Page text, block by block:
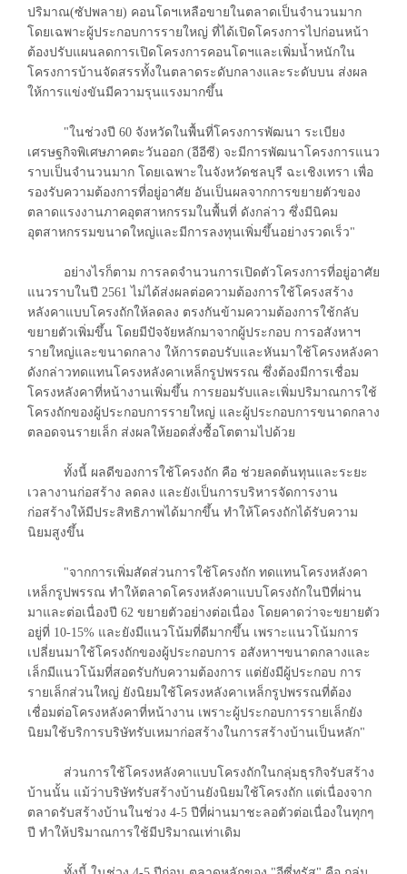
ปริมาณ(ซัปพลาย) คอนโดฯเหลือขายในตลาดเป็นจำนวนมาก
โดยเฉพาะผู้ประกอบการรายใหญ่ ที่ได้เปิดโครงการไปก่อนหน้า
ต้องปรับแผนลดการเปิดโครงการคอนโดฯและเพิ่มน้ำหนักใน
โครงการบ้านจัดสรรทั้งในตลาดระดับกลางและระดับบน ส่งผล
ให้การแข่งขันมีความรุนแรงมากขึ้น
"ในช่วงปี 60 จังหวัดในพื้นที่โครงการพัฒนา ระเบียง
เศรษฐกิจพิเศษภาคตะวันออก (อีอีซี) จะมีการพัฒนาโครงการแนว
ราบเป็นจำนวนมาก โดยเฉพาะในจังหวัดชลบุรี ฉะเชิงเทรา เพื่อ
รองรับความต้องการที่อยู่อาศัย อันเป็นผลจากการขยายตัวของ
ตลาดแรงงานภาคอุตสาหกรรมในพื้นที่ ดังกล่าว ซึ่งมีนิคม
อุตสาหกรรมขนาดใหญ่และมีการลงทุนเพิ่มขึ้นอย่างรวดเร็ว"
อย่างไรก็ตาม การลดจำนวนการเปิดตัวโครงการที่อยู่อาศัย
แนวราบในปี 2561 ไม่ได้ส่งผลต่อความต้องการใช้โครงสร้าง
หลังคาแบบโครงถักให้ลดลง ตรงกันข้ามความต้องการใช้กลับ
ขยายตัวเพิ่มขึ้น โดยมีปัจจัยหลักมาจากผู้ประกอบ การอสังหาฯ
รายใหญ่และขนาดกลาง ให้การตอบรับและหันมาใช้โครงหลังคา
ดังกล่าวทดแทนโครงหลังคาเหล็กรูปพรรณ ซึ่งต้องมีการเชื่อม
โครงหลังคาที่หน้างานเพิ่มขึ้น การยอมรับและเพิ่มปริมาณการใช้
โครงถักของผู้ประกอบการรายใหญ่ และผู้ประกอบการขนาดกลาง
ตลอดจนรายเล็ก ส่งผลให้ยอดสั่งซื้อโตตามไปด้วย
ทั้งนี้ ผลดีของการใช้โครงถัก คือ ช่วยลดต้นทุนและระยะ
เวลางานก่อสร้าง ลดลง และยังเป็นการบริหารจัดการงาน
ก่อสร้างให้มีประสิทธิภาพได้มากขึ้น ทำให้โครงถักได้รับความ
นิยมสูงขึ้น
"จากการเพิ่มสัดส่วนการใช้โครงถัก ทดแทนโครงหลังคา
เหล็กรูปพรรณ ทำให้ตลาดโครงหลังคาแบบโครงถักในปีที่ผ่าน
มาและต่อเนื่องปี 62 ขยายตัวอย่างต่อเนื่อง โดยคาดว่าจะขยายตัว
อยู่ที่ 10-15% และยังมีแนวโน้มที่ดีมากขึ้น เพราะแนวโน้มการ
เปลี่ยนมาใช้โครงถักของผู้ประกอบการ อสังหาฯขนาดกลางและ
เล็กมีแนวโน้มที่สอดรับกับความต้องการ แต่ยังมีผู้ประกอบ การ
รายเล็กส่วนใหญ่ ยังนิยมใช้โครงหลังคาเหล็กรูปพรรณที่ต้อง
เชื่อมต่อโครงหลังคาที่หน้างาน เพราะผู้ประกอบการรายเล็กยัง
นิยมใช้บริการบริษัทรับเหมาก่อสร้างในการสร้างบ้านเป็นหลัก"
ส่วนการใช้โครงหลังคาแบบโครงถักในกลุ่มธุรกิจรับสร้าง
บ้านนั้น แม้ว่าบริษัทรับสร้างบ้านยังนิยมใช้โครงถัก แต่เนื่องจาก
ตลาดรับสร้างบ้านในช่วง 4-5 ปีที่ผ่านมาชะลอตัวต่อเนื่องในทุกๆ
ปี ทำให้ปริมาณการใช้มีปริมาณเท่าเดิม